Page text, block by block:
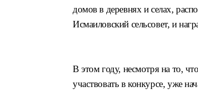
домов в деревнях и селах,
Исмаиловский сельсовет, и
В этом году, несмотря на то,
участвовать в конкурсе, уже